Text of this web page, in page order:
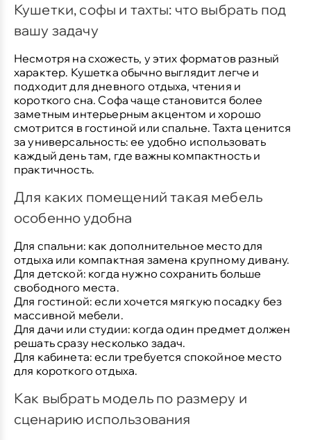
Кушетки, софы и тахты: что выбрать под
вашу задачу
Несмотря на схожесть, у этих форматов разный
характер. Кушетка обычно выглядит легче и
подходит для дневного отдыха, чтения и
короткого сна. Софа чаще становится более
заметным интерьерным акцентом и хорошо
смотрится в гостиной или спальне. Тахта ценится
за универсальность: ее удобно использовать
каждый день там, где важны компактность и
практичность.
Для каких помещений такая мебель
особенно удобна
Для спальни: как дополнительное место для
отдыха или компактная замена крупному дивану.
Для детской: когда нужно сохранить больше
свободного места.
Для гостиной: если хочется мягкую посадку без
массивной мебели.
Для дачи или студии: когда один предмет должен
решать сразу несколько задач.
Для кабинета: если требуется спокойное место
для короткого отдыха.
Как выбрать модель по размеру и
сценарию использования